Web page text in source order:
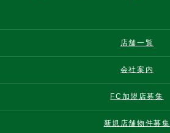
店舗一覧
会社案内
FC加盟店募集
新規店舗物件募集